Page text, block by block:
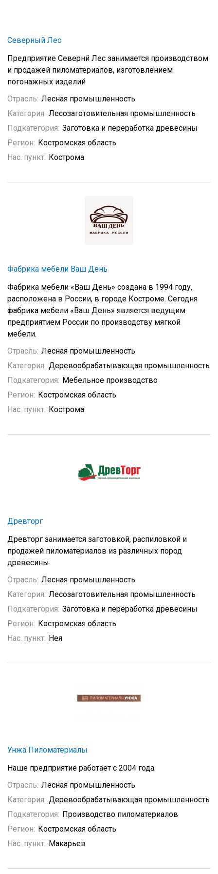
Северный Лес
Предприятие Севернй Лес занимается производством
и продажей пиломатериалов, изготовлением
погонажных изделий
Отрасль: Лесная промышленность
Категория: Лесозаготовительная промышленность
Подкатегория: Заготовка и переработка древесины
Регион: Костромская область
Нас. пункт: Кострома
Фабрика мебели Ваш День
Фабрика мебели «Ваш День» создана в 1994 году,
расположена в России, в городе Костроме. Сегодня
фабрика мебели «Ваш День» является ведущим
предприятием России по производству мягкой
мебели.
Отрасль: Лесная промышленность
Категория: Деревообрабатывающая промышленность
Подкатегория: Мебельное производство
Регион: Костромская область
Нас. пункт: Кострома
Древторг
Древторг занимается заготовкой, распиловкой и
продажей пиломатериалов из различных пород
древесины.
Отрасль: Лесная промышленность
Категория: Лесозаготовительная промышленность
Подкатегория: Заготовка и переработка древесины
Регион: Костромская область
Нас. пункт: Нея
Унжа Пиломатериалы
Наше предприятие работает с 2004 года.
Отрасль: Лесная промышленность
Категория: Деревообрабатывающая промышленность
Подкатегория: Производство пиломатериалов
Регион: Костромская область
Нас. пункт: Макарьев